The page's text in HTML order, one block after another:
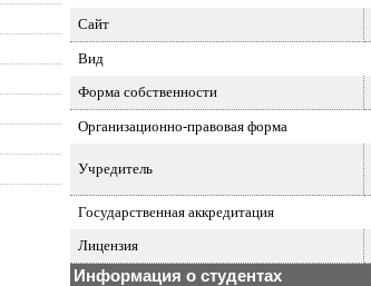
Сайт
Вид
Форма собственности
Организационно-правовая форма
Учредитель
Государственная аккредитация
Лицензия
Информация о студентах